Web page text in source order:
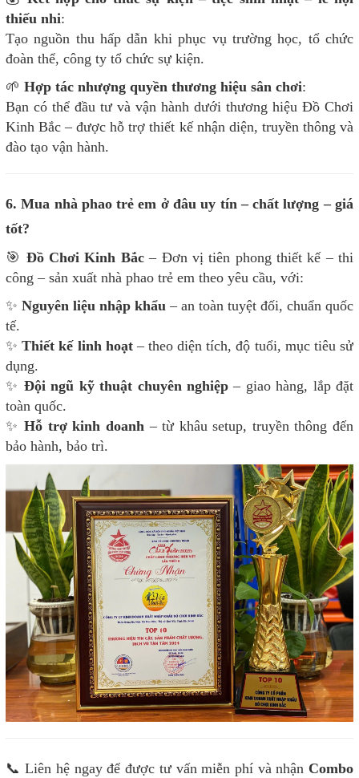
thiếu nhi:
Tạo nguồn thu hấp dẫn khi phục vụ trường học, tổ chức
đoàn thể, công ty tổ chức sự kiện.
🌱 Hợp tác nhượng quyền thương hiệu sân chơi:
Bạn có thể đầu tư và vận hành dưới thương hiệu Đồ Chơi
Kinh Bắc – được hỗ trợ thiết kế nhận diện, truyền thông và
đào tạo vận hành.
6. Mua nhà phao trẻ em ở đâu uy tín – chất lượng – giá
tốt?
🎯 Đồ Chơi Kinh Bắc– Đơn vị tiên phong thiết kế – thi
công – sản xuất nhà phao trẻ em theo yêu cầu, với:
✨ Nguyên liệu nhập khẩu – an toàn tuyệt đối, chuẩn quốc
tế.
✨Thiết kế linh hoạt– theo diện tích, độ tuổi, mục tiêu sử
dụng.
✨ Đội ngũ kỹ thuật chuyên nghiệp– giao hàng, lắp đặt
toàn quốc.
✨Hỗ trợ kinh doanh– từ khâu setup, truyền thông đến
bảo hành, bảo trì.
📞 Liên hệ ngay để được tư vấn miễn phí và nhận Combo